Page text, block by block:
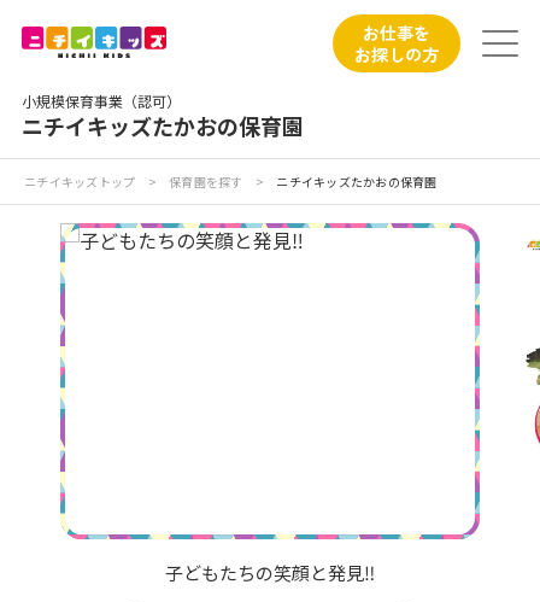
小規模保育事業（認可）
ニチイキッズたかおの保育園
お仕事を
お探しの方
ニチイが大切にしていること
お食事
保育園見学
入園の概要
子育てひろばのご紹介
ニチイキッズトップ > 保育園を探す > ニチイキッズたかおの保育園
子どもたちの笑顔と発見‼